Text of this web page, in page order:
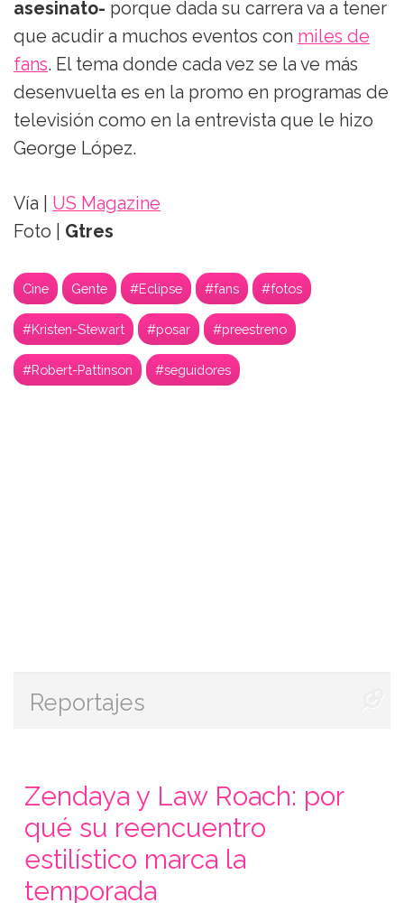
asesinato- porque dada su carrera va a tener
que acudir a muchos eventos con miles de
fans. El tema donde cada vez se la ve más
desenvuelta es en la promo en programas de
televisión como en la entrevista que le hizo
George López.
Vía | US Magazine
Foto | Gtres
Cine Gente #Eclipse #fans #fotos
#Kristen-Stewart #posar #preestreno
#Robert-Pattinson #seguidores
Reportajes
Zendaya y Law Roach: por
qué su reencuentro
estilístico marca la
temporada